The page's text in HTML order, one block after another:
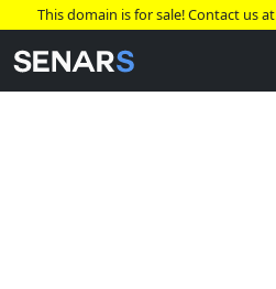
This domain is for sale! Contact us at